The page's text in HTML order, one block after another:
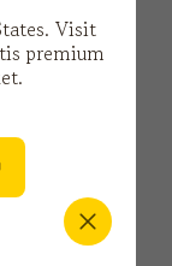
Visit
premium